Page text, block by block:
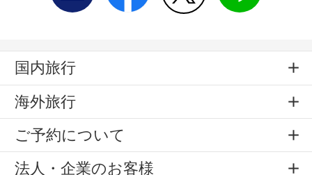
国内旅行
海外旅行
ご予約について
法人・企業のお客様